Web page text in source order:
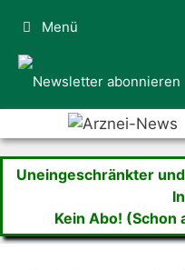
Inhalt
springen
Menü
Uneingeschränkter
Kein Abo! (Schon